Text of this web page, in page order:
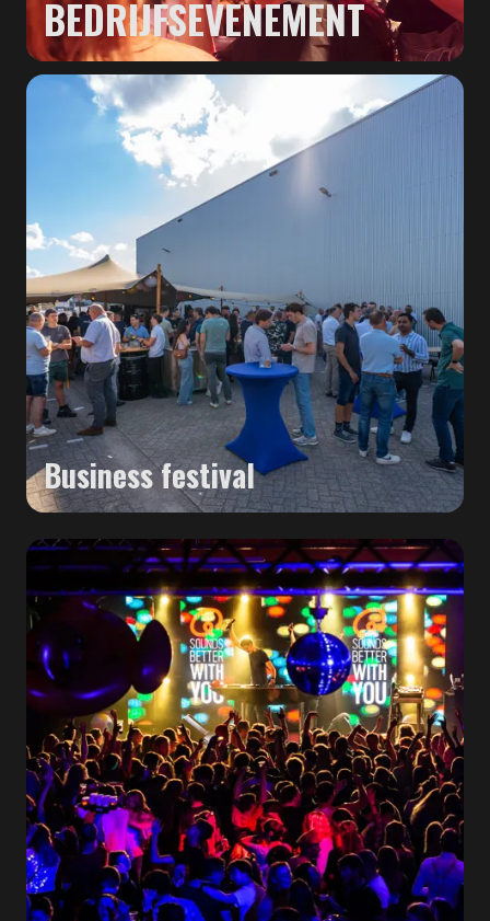
BEDRIJFSEVENEMENT
Business festival